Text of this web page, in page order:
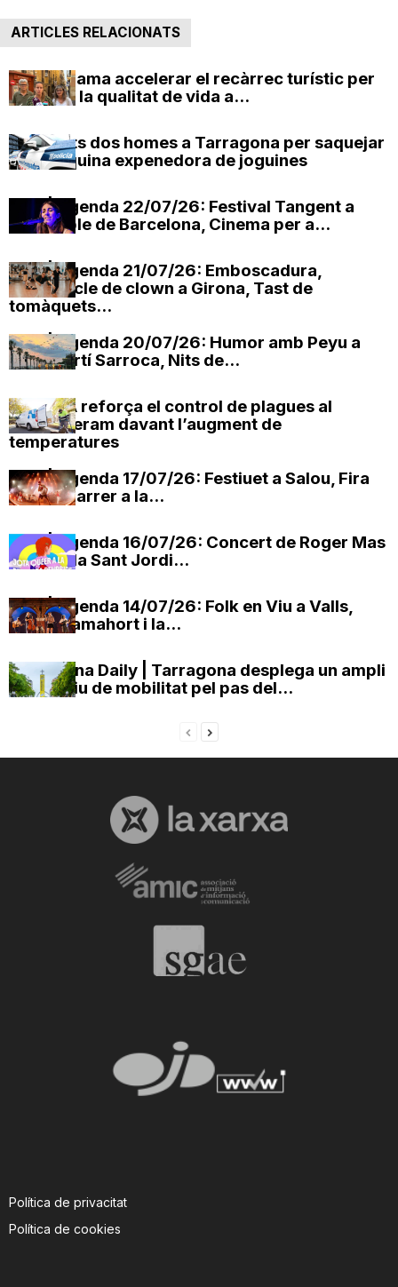
ARTICLES RELACIONATS
ERC reclama accelerar el recàrrec turístic per
protegir la qualitat de vida a...
Detinguts dos homes a Tarragona per saquejar
una màquina expenedora de joguines
OxV | Agenda 22/07/26: Festival Tangent a
l’Eixample de Barcelona, Cinema per a...
OxV | Agenda 21/07/26: Emboscadura,
espectacle de clown a Girona, Tast de
tomàquets...
OxV | Agenda 20/07/26: Humor amb Peyu a
Sant Martí Sarroca, Nits de...
EMATSA reforça el control de plagues al
clavegueram davant l’augment de
temperatures
OxV | Agenda 17/07/26: Festiuet a Salou, Fira
Circ al Carrer a la...
OxV | Agenda 16/07/26: Concert de Roger Mas
i La Cobla Sant Jordi...
OxV | Agenda 14/07/26: Folk en Viu a Valls,
Maria Camahort i la...
Tarragona Daily | Tarragona desplega un ampli
dispositiu de mobilitat pel pas del...
Política de privacitat
Política de cookies